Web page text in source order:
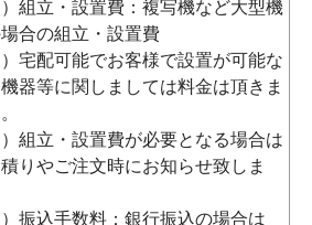
）組立・設置費：複写機など大型機
合の組立・設置費
）宅配可能でお客様で設置が可能な
器等に関しましては料金は頂きま
）組立・設置費が必要となる場合は
りやご注文時にお知らせ致しま
）振込手数料：銀行振込の場合は